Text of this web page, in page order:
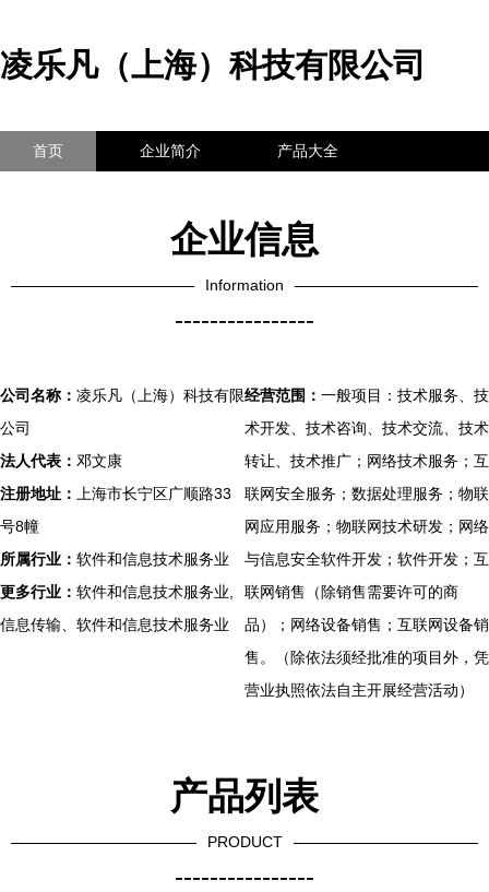
凌乐凡（上海）科技有限公司
首页 企业简介 产品大全
企业信息
Information
----------------
公司名称： 凌乐凡（上海）科技有限
公司
法人代表： 邓文康
注册地址：
上海市长宁区广顺路33
号8幢
所属行业： 软件和信息技术服务业
更多行业： 软件和信息技术服务业,
信息传输、软件和信息技术服务业
经营范围： 一般项目：技术服务、技
术开发、技术咨询、技术交流、技术
转让、技术推广；网络技术服务；互
联网安全服务；数据处理服务；物联
网应用服务；物联网技术研发；网络
与信息安全软件开发；软件开发；互
联网销售（除销售需要许可的商
品）；网络设备销售；互联网设备销
售。（除依法须经批准的项目外，凭
营业执照依法自主开展经营活动）
产品列表
PRODUCT
----------------